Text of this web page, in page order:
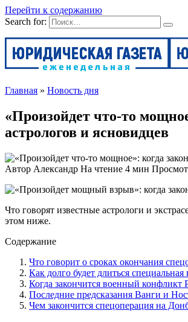
Перейти к содержанию
Search for:
Главная » Новость дня
«Произойдет что-то
астрологов и ясновидцев
Автор Александр На чтение 4 мин
Что говорят известные астрологи и
этом ниже.
Содержание
Что говорит о сроках окончания
Как долго будет длиться
Когда закончится военный
Последние предсказания Ванги и
Чем закончится спецоперация на